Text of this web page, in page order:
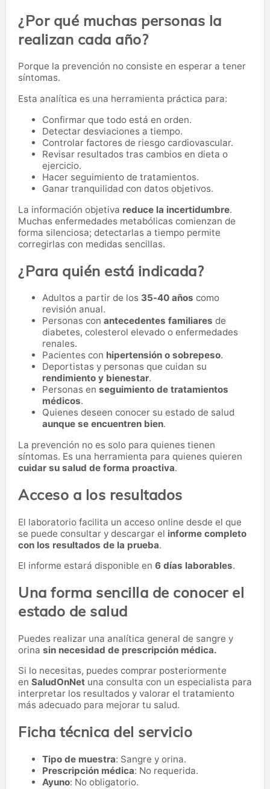
¿Por qué muchas personas la
realizan cada año?
Porque la prevención no consiste en esperar a tener
síntomas.
Esta analítica es una herramienta práctica para:
Confirmar que todo está en orden.
Detectar desviaciones a tiempo.
Controlar factores de riesgo cardiovascular.
Revisar resultados tras cambios en dieta o
ejercicio.
Hacer seguimiento de tratamientos.
Ganar tranquilidad con datos objetivos.
La información objetiva reduce la incertidumbre.
Muchas enfermedades metabólicas comienzan de
forma silenciosa; detectarlas a tiempo permite
corregirlas con medidas sencillas.
¿Para quién está indicada?
Adultos a partir de los 35-40 años como
revisión anual.
Personas con antecedentes familiares de
diabetes, colesterol elevado o enfermedades
renales.
Pacientes con hipertensión o sobrepeso.
Deportistas y personas que cuidan su
rendimiento y bienestar.
Personas en seguimiento de tratamientos
médicos.
Quienes deseen conocer su estado de salud
aunque se encuentren bien.
La prevención no es solo para quienes tienen
síntomas. Es una herramienta para quienes quieren
cuidar su salud de forma proactiva.
Acceso a los resultados
El laboratorio facilita un acceso online desde el que
se puede consultar y descargar el informe completo
con los resultados de la prueba.
El informe estará disponible en 6 días laborables.
Una forma sencilla de conocer el
estado de salud
Puedes realizar una analítica general de sangre y
orina sin necesidad de prescripción médica.
Si lo necesitas, puedes comprar posteriormente
en SaludOnNet una consulta con un especialista para
interpretar los resultados y valorar el tratamiento
más adecuado para mejorar tu salud.
Ficha técnica del servicio
Tipo de muestra: Sangre y orina.
Prescripción médica: No requerida.
Ayuno: No obligatorio.